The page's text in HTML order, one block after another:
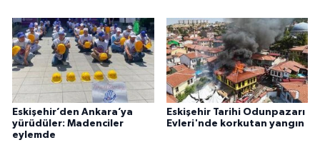
Eskişehir’den Ankara’ya
yürüdüler: Madenciler
eylemde
Eskişehir Tarihi Odunpazarı
Evleri'nde korkutan yangın